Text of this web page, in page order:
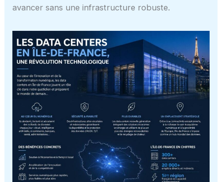
avancer sans une infrastructure robuste.